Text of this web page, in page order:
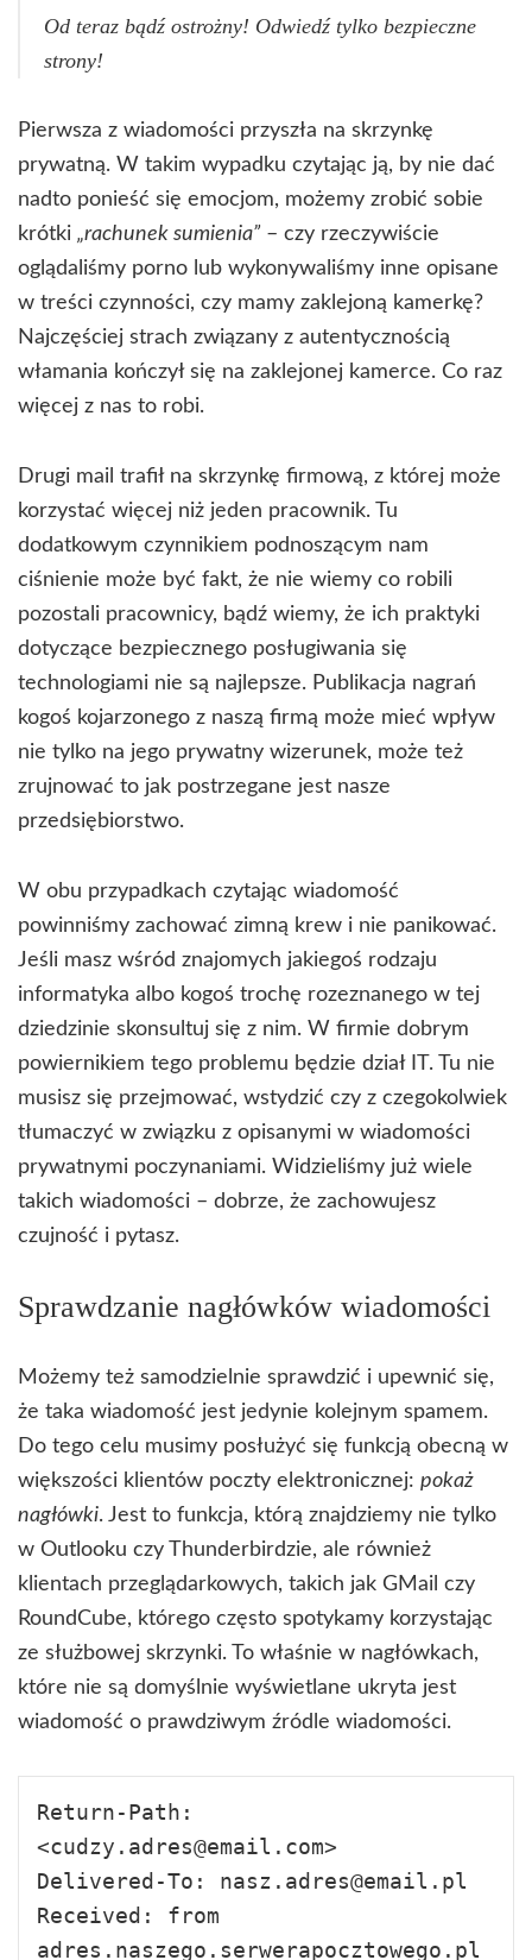
Od teraz bądź ostrożny! Odwiedź tylko bezpieczne
strony!
Pierwsza z wiadomości przyszła na skrzynkę
prywatną. W takim wypadku czytając ją, by nie dać
nadto ponieść się emocjom, możemy zrobić sobie
krótki „rachunek sumienia” – czy rzeczywiście
oglądaliśmy porno lub wykonywaliśmy inne opisane
w treści czynności, czy mamy zaklejoną kamerkę?
Najczęściej strach związany z autentycznością
włamania kończył się na zaklejonej kamerce. Co raz
więcej z nas to robi.
Drugi mail trafił na skrzynkę firmową, z której może
korzystać więcej niż jeden pracownik. Tu
dodatkowym czynnikiem podnoszącym nam
ciśnienie może być fakt, że nie wiemy co robili
pozostali pracownicy, bądź wiemy, że ich praktyki
dotyczące bezpiecznego posługiwania się
technologiami nie są najlepsze. Publikacja nagrań
kogoś kojarzonego z naszą firmą może mieć wpływ
nie tylko na jego prywatny wizerunek, może też
zrujnować to jak postrzegane jest nasze
przedsiębiorstwo.
W obu przypadkach czytając wiadomość
powinniśmy zachować zimną krew i nie panikować.
Jeśli masz wśród znajomych jakiegoś rodzaju
informatyka albo kogoś trochę rozeznanego w tej
dziedzinie skonsultuj się z nim. W firmie dobrym
powiernikiem tego problemu będzie dział IT. Tu nie
musisz się przejmować, wstydzić czy z czegokolwiek
tłumaczyć w związku z opisanymi w wiadomości
prywatnymi poczynaniami. Widzieliśmy już wiele
takich wiadomości – dobrze, że zachowujesz
czujność i pytasz.
Sprawdzanie nagłówków wiadomości
Możemy też samodzielnie sprawdzić i upewnić się,
że taka wiadomość jest jedynie kolejnym spamem.
Do tego celu musimy posłużyć się funkcją obecną w
większości klientów poczty elektronicznej: pokaż
nagłówki. Jest to funkcja, którą znajdziemy nie tylko
w Outlooku czy Thunderbirdzie, ale również
klientach przeglądarkowych, takich jak GMail czy
RoundCube, którego często spotykamy korzystając
ze służbowej skrzynki. To właśnie w nagłówkach,
które nie są domyślnie wyświetlane ukryta jest
wiadomość o prawdziwym źródle wiadomości.
Return-Path:
<cudzy.adres@email.com>
Delivered-To: nasz.adres@email.pl
Received: from
adres.naszego.serwerapocztowego.pl